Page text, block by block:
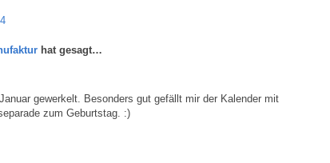
hat gesagt…
gewerkelt. Besonders gut gefällt mir der Kalender mit
zum Geburtstag. :)